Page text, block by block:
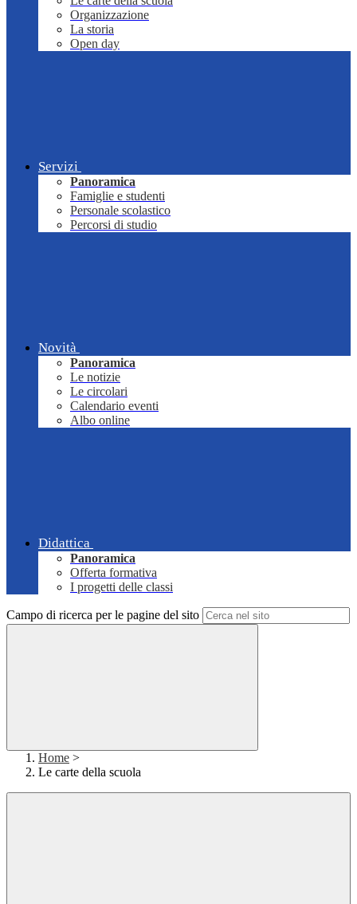
Organizzazione
La storia
Open day
Servizi
Panoramica
Famiglie e studenti
Personale scolastico
Percorsi di studio
Novità
Panoramica
Le notizie
Le circolari
Calendario eventi
Albo online
Didattica
Panoramica
Offerta formativa
I progetti delle classi
Campo di ricerca per le pagine del sito
Home >
Le carte della scuola